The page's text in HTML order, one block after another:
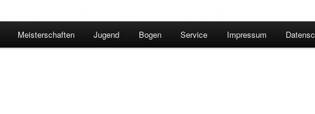
Meisterschaften Jugend Bogen Service Impressum